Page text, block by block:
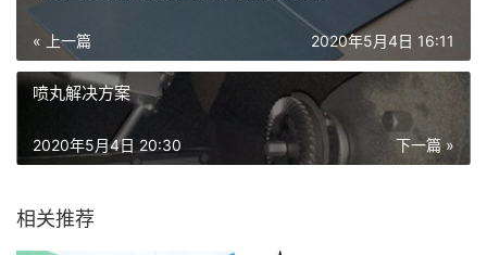
« 上一篇 2020年5月4日 16:11
喷丸解决方案
下一篇 »
2020年5月4日 20:30
相关推荐